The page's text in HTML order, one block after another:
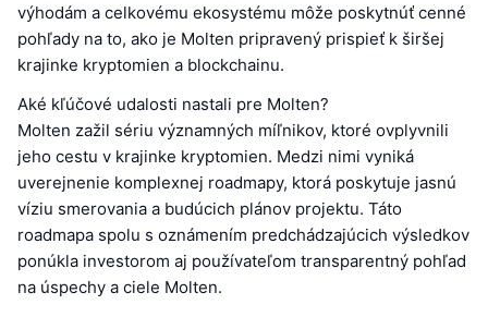
výhodám a celkovému ekosystému môže poskytnúť cenné
pohľady na to, ako je Molten pripravený prispieť k širšej
krajinke kryptomien a blockchainu.
Aké kľúčové udalosti nastali pre Molten?
Molten zažil sériu významných míľnikov, ktoré ovplyvnili
jeho cestu v krajinke kryptomien. Medzi nimi vyniká
uverejnenie komplexnej roadmapy, ktorá poskytuje jasnú
víziu smerovania a budúcich plánov projektu. Táto
roadmapa spolu s oznámením predchádzajúcich výsledkov
ponúkla investorom aj používateľom transparentný pohľad
na úspechy a ciele Molten.